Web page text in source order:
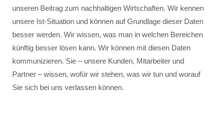
unseren Beitrag zum nachhaltigen Wirtschaften. Wir kennen
unsere Ist-Situation und können auf Grundlage dieser Daten
besser werden. Wir wissen, was man in welchen Bereichen
künftig besser lösen kann. Wir können mit diesen Daten
kommunizieren. Sie – unsere Kunden, Mitarbeiter und
Partner – wissen, wofür wir stehen, was wir tun und worauf
Sie sich bei uns verlassen können.